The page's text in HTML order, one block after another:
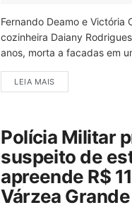
Fernando Deamo e Victória
cozinheira Daiany
anos, morta a facadas em
LEIA MAIS
Polícia Militar
suspeito de
apreende R$
Várzea Grande